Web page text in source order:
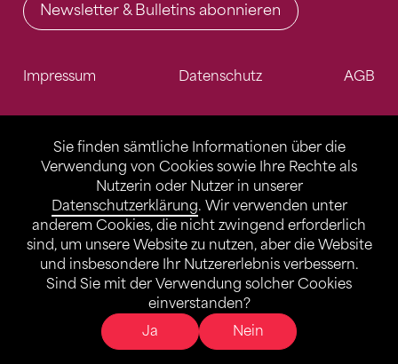
Sie finden sämtliche Informationen über die
Verwendung von Cookies sowie Ihre Rechte als
Nutzerin oder Nutzer in unserer
Datenschutzerklärung. Wir verwenden unter
anderem Cookies, die nicht zwingend erforderlich
sind, um unsere Website zu nutzen, aber die Website
und insbesondere Ihr Nutzererlebnis verbessern.
Sind Sie mit der Verwendung solcher Cookies
einverstanden?
Ja
Nein
Newsletter & Bulletins abonnieren
Impressum Datenschutz AGB